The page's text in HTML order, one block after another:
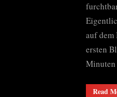
auf dem
ersten
Read